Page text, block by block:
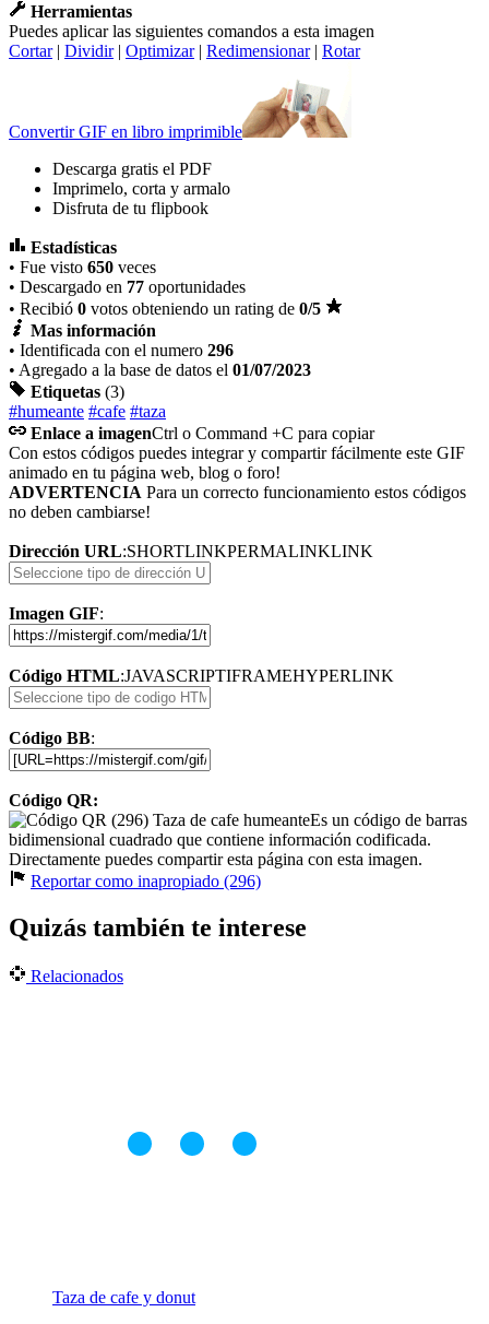
Herramientas
Puedes aplicar las siguientes comandos a esta imagen
Cortar| Dividir| Optimizar| Redimensionar| Rotar
Convertir GIF en libro imprimible
Descarga gratis el PDF
Imprimelo, corta y armalo
Disfruta de tu flipbook
Estadísticas
• Fue visto 650 veces
• Descargado en 77 oportunidades
• Recibió 0 votos obteniendo un rating de 0/5
Mas información
• Identificada con el numero 296
• Agregado a la base de datos el 01/07/2023
Etiquetas (3)
#humeante #cafe #taza
Enlace a imagenCtrl o Command +C para copiar
Con estos códigos puedes integrar y compartir fácilmente este GIF
animado en tu página web, blog o foro!
ADVERTENCIA Para un correcto funcionamiento estos códigos
no deben cambiarse!
Dirección URL:SHORTLINKPERMALINKLINK
Imagen GIF:
Código HTML:JAVASCRIPTIFRAMEHYPERLINK
Código BB:
Código QR:
Es un código de barras
bidimensional cuadrado que contiene información codificada.
Directamente puedes compartir esta página con esta imagen.
Reportar como inapropiado (296)
Quizás también te interese
Relacionados
Taza de cafe y donut